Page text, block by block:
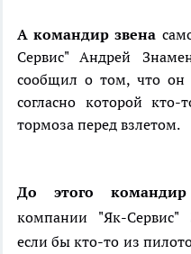
А командир звена
Сервис" Андрей
сообщил о том, что он
согласно которой
тормоза перед взлетом.
До этого командир
компании "Як-Сервис"
если бы кто-то из